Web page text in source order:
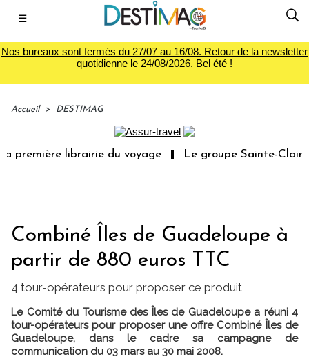
☰
Nos bureaux sont fermés du 27/07 au 16/08. Retour de la newsletter
quotidienne le 24/08/2026. Bel été !
Accueil > DESTIMAG
première librairie du voyage Le groupe Sainte-Claire
Combiné Îles de Guadeloupe à
partir de 880 euros TTC
4 tour-opérateurs pour proposer ce produit
Le Comité du Tourisme des Îles de Guadeloupe a réuni 4
tour-opérateurs pour proposer une offre Combiné Îles de
Guadeloupe, dans le cadre sa campagne de
communication du 03 mars au 30 mai 2008.